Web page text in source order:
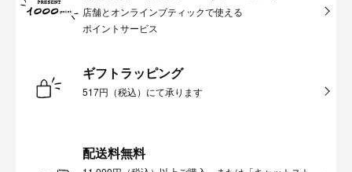
店舗とオンラインブティックで使える
ポイントサービス
ギフトラッピング
517円（税込）にて承ります
配送料無料